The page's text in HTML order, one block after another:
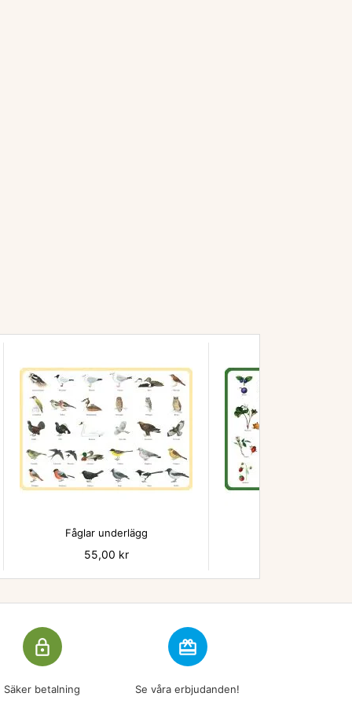

Fåglar underlägg
Pris
55,00 kr
lock_outline
Säker betalning
redeem
Se våra erbjudanden!